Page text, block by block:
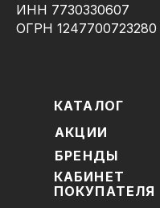
ИНН 7730330607
ОГРН 1247700723280
КАТАЛОГ
КАБИНЕТ
ПОКУПАТЕЛЯ
БРЕНДЫ
АКЦИИ